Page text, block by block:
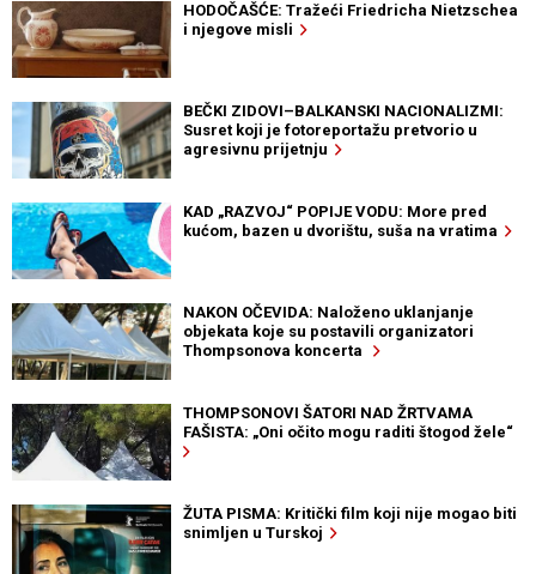
HODOČAŠĆE: Tražeći Friedricha Nietzschea
i njegove misli
BEČKI ZIDOVI–BALKANSKI NACIONALIZMI:
Susret koji je fotoreportažu pretvorio u
agresivnu prijetnju
KAD „RAZVOJ“ POPIJE VODU: More pred
kućom, bazen u dvorištu, suša na vratima
NAKON OČEVIDA: Naloženo uklanjanje
objekata koje su postavili organizatori
Thompsonova koncerta
THOMPSONOVI ŠATORI NAD ŽRTVAMA
FAŠISTA: „Oni očito mogu raditi štogod žele“
ŽUTA PISMA: Kritički film koji nije mogao biti
snimljen u Turskoj